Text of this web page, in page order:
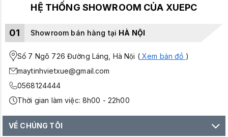
HỆ THỐNG SHOWROOM CỦA XUEPC
01 Showroom bán hàng tại HÀ NỘI
Số 7 Ngõ 726 Đường Láng, Hà Nội (Xem bản đồ )
maytinhvietxue@gmail.com
0568124444
Thời gian làm việc: 8h00 - 22h00
VỀ CHÚNG TÔI